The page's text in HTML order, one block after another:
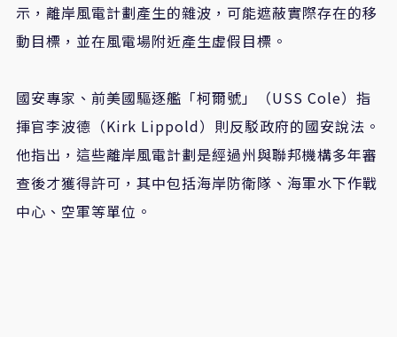
示，離岸風電計劃產生的雜波，可能遮蔽實際存在的移
動目標，並在風電場附近產生虛假目標。
國安專家、前美國驅逐艦「柯爾號」（USS Cole）指
揮官李波德（Kirk Lippold）則反駁政府的國安說法。
他指出，這些離岸風電計劃是經過州與聯邦機構多年審
查後才獲得許可，其中包括海岸防衛隊、海軍水下作戰
中心、空軍等單位。